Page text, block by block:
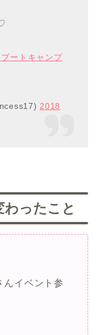
ートキャンプ
2018
わったこと
んイベント参